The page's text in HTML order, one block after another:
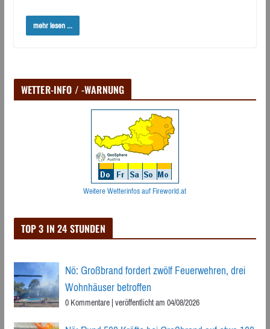
mehr lesen ...
WETTER-INFO / -WARNUNG
Weitere Wetterinfos auf Fireworld.at
TOP 3 IN 24 STUNDEN
Nö: Großbrand fordert zwölf Feuerwehren, drei
Wohnhäuser betroffen
0 Kommentare|veröffentlicht am 04/08/2026